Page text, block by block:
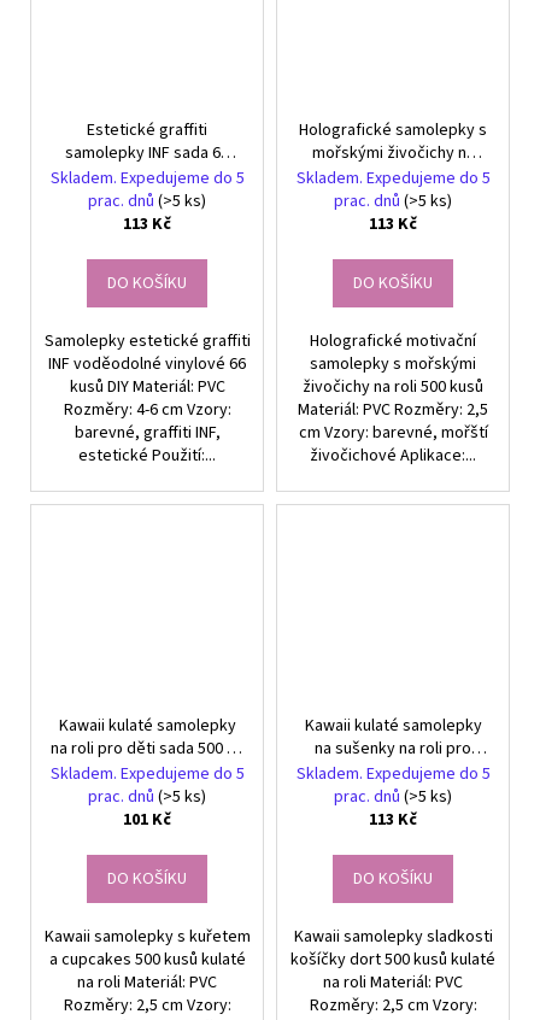
Estetické graffiti
samolepky INF sada 66
kusů DIY dekorace
Skladem. Expedujeme do 5
prac. dnů (>5 ks)
113 Kč
DO KOŠÍKU
Samolepky estetické graffiti
INF voděodolné vinylové 66
kusů DIY Materiál: PVC
Rozměry: 4-6 cm Vzory:
barevné, graffiti INF,
estetické Použití:...
Holografické samolepky s
mořskými živočichy na
roli, sada 500 dílků pro
děti, dekorace pro kutily
Skladem. Expedujeme do 5
prac. dnů (>5 ks)
113 Kč
DO KOŠÍKU
Holografické motivační
samolepky s mořskými
živočichy na roli 500 kusů
Materiál: PVC Rozměry: 2,5
cm Vzory: barevné, mořští
živočichové Aplikace:...
Kawaii kulaté samolepky
na roli pro děti sada 500 ks
barevných DIY dekorací
Skladem. Expedujeme do 5
prac. dnů (>5 ks)
101 Kč
DO KOŠÍKU
Kawaii samolepky s kuřetem
a cupcakes 500 kusů kulaté
na roli Materiál: PVC
Rozměry: 2,5 cm Vzory:
Kawaii kulaté samolepky
na sušenky na roli pro
děti, sada 500 ks
barevných DIY dekorací
Skladem. Expedujeme do 5
prac. dnů (>5 ks)
113 Kč
DO KOŠÍKU
Kawaii samolepky sladkosti
košíčky dort 500 kusů kulaté
na roli Materiál: PVC
Rozměry: 2,5 cm Vzory: